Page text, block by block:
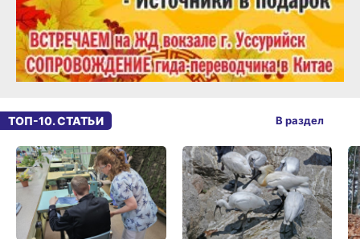
ТОП-10. СТАТЬИ В раздел